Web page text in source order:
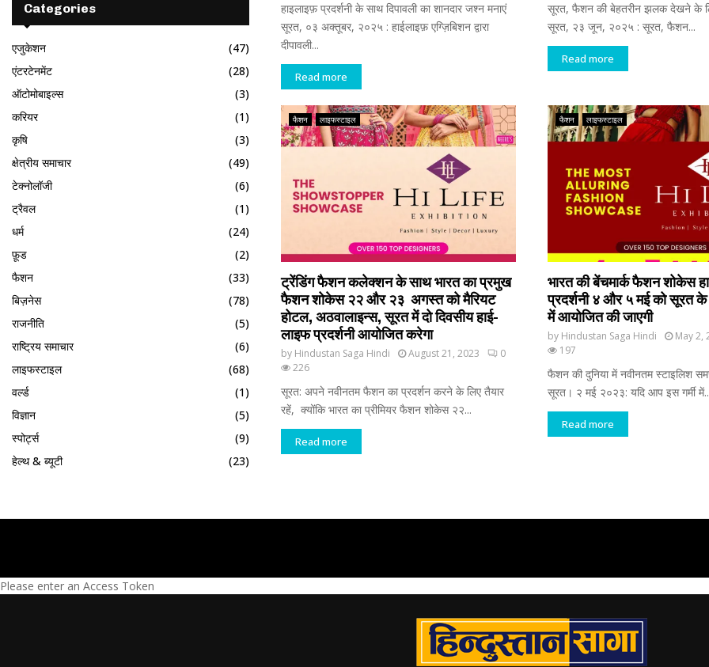
हाइलाइफ़ प्रदर्शनी के साथ दिपावली का शानदार जश्न मनाएं
सूरत, ०३ अक्तूबर, २०२५ : हाईलाइफ़ एग्ज़िबिशन द्वारा
दीपावली...
Read more
सूरत, फैशन की बेहतरीन झलक देखने के
सूरत, २३ जून, २०२५ : सूरत, फैशन...
Read more
फैशन लाइफस्टाइल
ट्रेंडिंग फैशन कलेक्शन के साथ भारत का प्रमुख
फैशन शोकेस २२ और २३ अगस्त को मैरियट
होटल, अठवालाइन्स, सूरत में दो दिवसीय हाई-
लाइफ प्रदर्शनी आयोजित करेगा
by Hindustan Saga Hindi August 21, 2023
0
226
सूरत: अपने नवीनतम फैशन का प्रदर्शन करने के लिए तैयार
रहें, क्योंकि भारत का प्रीमियर फैशन शोकेस २२...
Read more
फैशन लाइफस्टाइल
भारत की बेंचमार्क फैशन शोकेस
प्रदर्शनी ४ और ५ मई को सूरत के
में आयोजित की जाएगी
by Hindustan Saga Hindi May 2,
197
फैशन की दुनिया में नवीनतम स्टाइलिश
सूरत। २ मई २०२३: यदि आप इस गर्मी
Read more
Categories
एजुकेशन
(47)
एंटरटेनमेंट
(28)
ऑटोमोबाइल्स
(3)
करियर
(1)
कृषि
(3)
क्षेत्रीय समाचार
(49)
टेक्नोलॉजी
(6)
ट्रैवल
(1)
धर्म
(24)
फ़ूड
(2)
फैशन
(33)
बिज़नेस
(78)
राजनीति
(5)
राष्ट्रिय समाचार
(6)
लाइफस्टाइल
(68)
वर्ल्ड
(1)
विज्ञान
(5)
स्पोर्ट्स
(9)
हेल्थ & ब्यूटी
(23)
Please enter an Access Token